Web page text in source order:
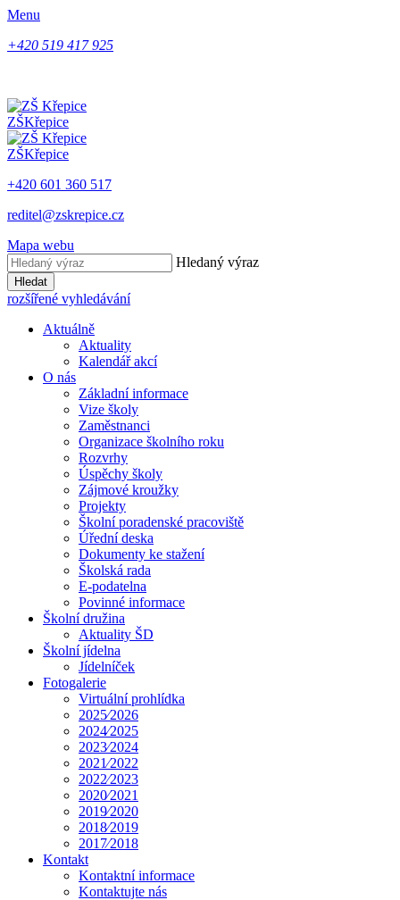
Menu
+420 519 417 925
ZŠKřepice
ZŠKřepice
+420 601 360 517
reditel@zskrepice.cz
Mapa webu
Hledaný výraz
Hledat
rozšířené vyhledávání
Aktuálně
Aktuality
Kalendář akcí
O nás
Základní informace
Vize školy
Zaměstnanci
Organizace školního roku
Rozvrhy
Úspěchy školy
Zájmové kroužky
Projekty
Školní poradenské pracoviště
Úřední deska
Dokumenty ke stažení
Školská rada
E-podatelna
Povinné informace
Školní družina
Aktuality ŠD
Školní jídelna
Jídelníček
Fotogalerie
Virtuální prohlídka
2025⁄2026
2024⁄2025
2023⁄2024
2021⁄2022
2022⁄2023
2020⁄2021
2019⁄2020
2018⁄2019
2017⁄2018
Kontakt
Kontaktní informace
Kontaktujte nás